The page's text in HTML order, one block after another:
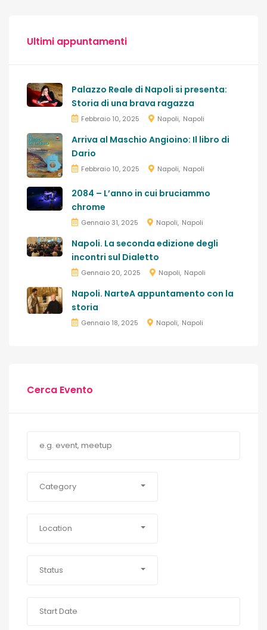
Ultimi appuntamenti
Palazzo Reale di Napoli si presenta:
Storia di una brava ragazza
Febbraio 10, 2025 Napoli Napoli
Arriva al Maschio Angioino: Il libro di
Dario
Febbraio 10, 2025 Napoli Napoli
2084 – L’anno in cui bruciammo
chrome
Gennaio 31, 2025 Napoli Napoli
Napoli. La seconda edizione degli
incontri sul Dialetto
Gennaio 20, 2025 Napoli Napoli
Napoli. NarteA appuntamento con la
storia
Gennaio 18, 2025 Napoli Napoli
Cerca Evento
Category
Location
Status